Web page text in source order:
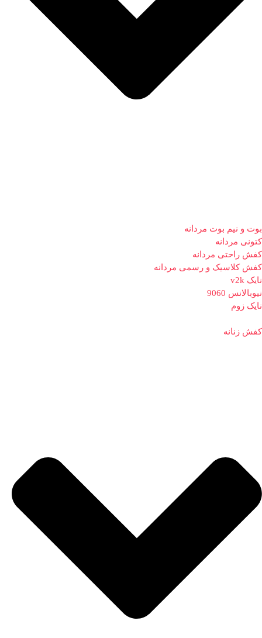
بوت و نیم بوت مردانه
کتونی مردانه
کفش راحتی مردانه
کفش کلاسیک و رسمی مردانه
نایک v2k
نیوبالانس 9060
نایک زوم
کفش زنانه